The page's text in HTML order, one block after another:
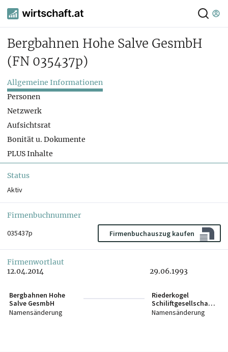
Bergbahnen Hohe Salve GesmbH
(FN 035437p)
Allgemeine Informationen
Personen
Netzwerk
Aufsichtsrat
Bonität u. Dokumente
PLUS Inhalte
Status
Aktiv
Firmenbuchnummer
035437p
Firmenbuchauszug kaufen
Firmenwortlaut
12.04.2014
Bergbahnen Hohe
Salve GesmbH
Namensänderung
29.06.1993
Riederkogel
Schiliftgesellschaft
mit beschränkter
Namensänderung